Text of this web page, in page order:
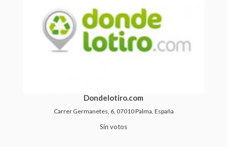
Dondelotiro.com
Carrer Germanetes, 6, 07010 Palma, España
Sin votos